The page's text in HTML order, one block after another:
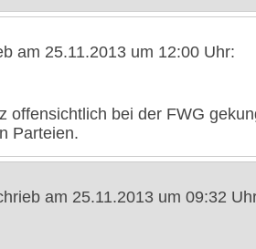
am 25.11.2013 um 12:00 Uhr:
offensichtlich bei der FWG
Parteien.
am 25.11.2013 um 09:32